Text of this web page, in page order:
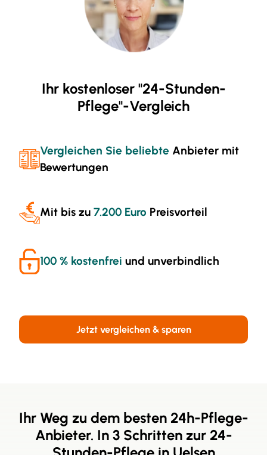
Ihr kostenloser "24-Stunden-
Pflege"-Vergleich
Vergleichen Sie beliebte Anbieter mit
Bewertungen
Mit bis zu 7.200 Euro Preisvorteil
100 % kostenfrei und unverbindlich
Jetzt vergleichen & sparen
Ihr Weg zu dem besten 24h-Pflege-
Anbieter. In 3 Schritten zur 24-